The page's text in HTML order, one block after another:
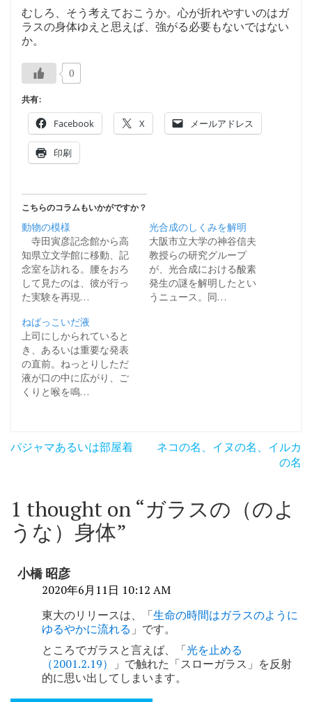
むしろ、そう考えておこうか。心が折れやすいのはガ
ラスの身体ゆえと思えば、強がる必要もないではない
か。
0
共有:
Facebook X メールアドレス
印刷
こちらのコラムもいかがですか？
動物の模様
寺田寅彦記念館から高
知県立文学館に移動、記
念室を訪れる。腰をおろ
して見たのは、彼が行っ
た実験を再現…
光合成のしくみを解明
大阪市立大学の神谷信夫
教授らの研究グループ
が、光合成における酸素
発生の謎を解明したとい
うニュース。同…
ねばっこいだ液
上司にしかられていると
き、あるいは重要な発表
の直前。ねっとりしただ
液が口の中に広がり、ご
くりと喉を鳴…
投
ビ
ゲ
シ
パジャマあるいは部屋着
ネコの名、イヌの名、イルカ
の名
1 thought on “ガラスの（のよ
うな）身体”
小橋 昭彦
2020年6月11日 10:12 AM
東大のリリースは、「生命の時間はガラスのように
ゆるやかに流れる 」です。
ところでガラスと言えば、「光を止める
（2001.2.19）
」で触れた「スローガラス」を反射
的に思い出してしまいます。